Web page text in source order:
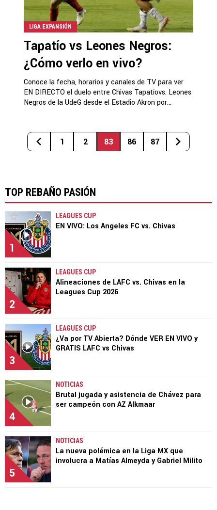
LIGA EXPANSIÓN
Tapatío vs Leones Negros:
¿Cómo verlo en vivo?
Conoce la fecha, horarios y canales de TV para ver
EN DIRECTO el duelo entre Chivas Tapatíovs. Leones
Negros de la UdeG desde el Estadio Akron por...
1 2 83 86 87
TOP REBAÑO PASIÓN
1
LEAGUES CUP
EN VIVO: Los Angeles FC vs. Chivas
2
LEAGUES CUP
Alineaciones de LAFC vs. Chivas en la
Leagues Cup 2026
3
LEAGUES CUP
¿Va por TV Abierta? Dónde VER EN VIVO y
GRATIS LAFC vs Chivas
4
NOTICIAS
Brutal jugada y asistencia de Chávez para
ser campeón con AZ Alkmaar
5
NOTICIAS
La nueva polémica en la Liga MX que
involucra a Matías Almeyda y Gabriel Milito